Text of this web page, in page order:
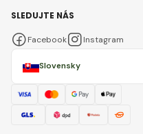
Slovensky
SLEDUJTE NÁS
Facebook Instagram